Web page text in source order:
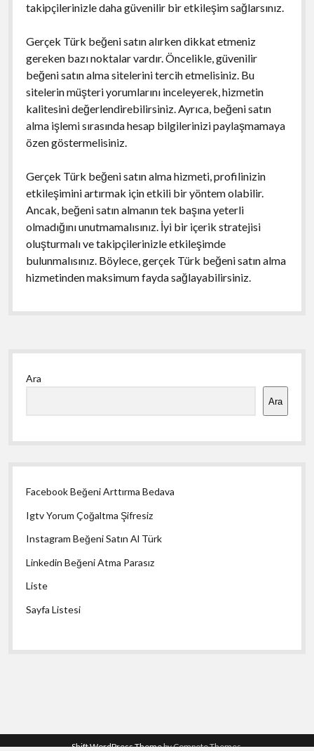
takipçilerinizle daha güvenilir bir etkileşim sağlarsınız.
Gerçek Türk beğeni satın alırken dikkat etmeniz
gereken bazı noktalar vardır. Öncelikle, güvenilir
beğeni satın alma sitelerini tercih etmelisiniz. Bu
sitelerin müşteri yorumlarını inceleyerek, hizmetin
kalitesini değerlendirebilirsiniz. Ayrıca, beğeni satın
alma işlemi sırasında hesap bilgilerinizi paylaşmamaya
özen göstermelisiniz.
Gerçek Türk beğeni satın alma hizmeti, profilinizin
etkileşimini artırmak için etkili bir yöntem olabilir.
Ancak, beğeni satın almanın tek başına yeterli
olmadığını unutmamalısınız. İyi bir içerik stratejisi
oluşturmalı ve takipçilerinizle etkileşimde
bulunmalısınız. Böylece, gerçek Türk beğeni satın alma
hizmetinden maksimum fayda sağlayabilirsiniz.
Yan
Menü
Ara
Ara
Facebook Beğeni Arttırma Bedava
Igtv Yorum Çoğaltma Şifresiz
Instagram Beğeni Satın Al Türk
Linkedin Beğeni Atma Parasız
Liste
Sayfa Listesi
Shift WordPress Themeby Compete Themes.